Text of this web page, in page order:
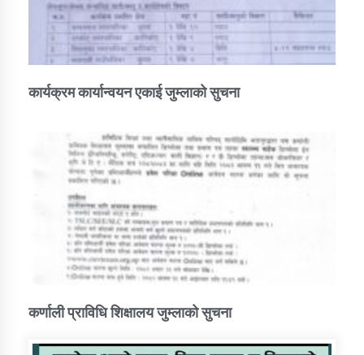
कार्यक्रम कार्यान्वयन एकाई जुम्लाको सुचना
कर्णाली प्राविधि शिक्षालय जुम्लाको सुचना